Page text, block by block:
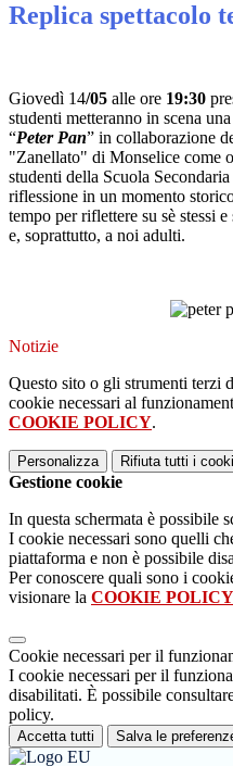
Replica spettacolo
Giovedì 14/05 alle ore 19:30
studenti metteranno in scena
“Peter Pan” in collaborazione
"Zanellato" di Monselice come
studenti della Scuola
riflessione in un momento
tempo per riflettere su sè stessi e
e, soprattutto, a noi adulti.
Notizie
Questo sito o gli strumenti terzi
cookie necessari al
COOKIE POLICY.
Personalizza Rifiuta tutti i
Gestione cookie
In questa schermata è possibile
I cookie necessari sono quelli
piattaforma e non è possibile
Per conoscere quali sono i
visionare la COOKIE POLICY
Cookie necessari per il
I cookie necessari per il
disabilitati. È possibile
policy.
Accetta tutti Salva le